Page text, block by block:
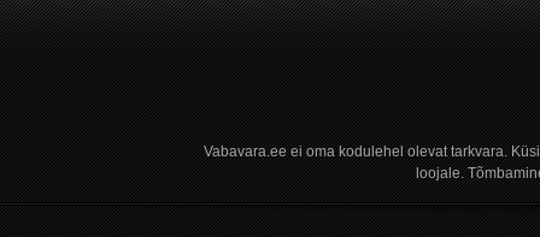
Vabavara.ee ei oma kodulehel olevat tarkvara.
loojale.